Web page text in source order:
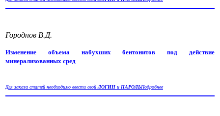
Городнов В.Д.
Изменение объема набухших бентонитов под действие
минерализованных сред
Для заказа статей необходимо ввести свойЛОГИН и ПАРОЛЬПодробнее